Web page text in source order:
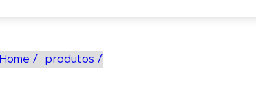
Home / produtos /